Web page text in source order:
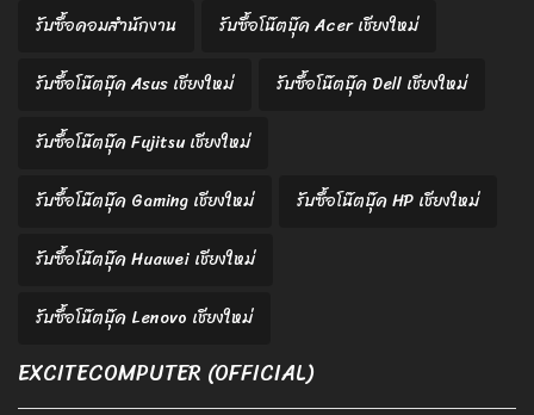
รับซื้อคอมสำนักงาน
รับซื้อโน๊ตบุ๊ค Acer เชียงใหม่
รับซื้อโน๊ตบุ๊ค Asus เชียงใหม่
รับซื้อโน๊ตบุ๊ค Dell เชียงใหม่
รับซื้อโน๊ตบุ๊ค Fujitsu เชียงใหม่
รับซื้อโน๊ตบุ๊ค Gaming เชียงใหม่
รับซื้อโน๊ตบุ๊ค HP เชียงใหม่
รับซื้อโน๊ตบุ๊ค Huawei เชียงใหม่
รับซื้อโน๊ตบุ๊ค Lenovo เชียงใหม่
EXCITECOMPUTER (OFFICIAL)